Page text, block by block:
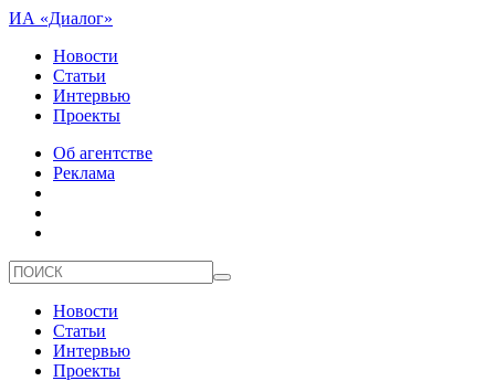
ИА «Диалог»
Новости
Статьи
Интервью
Проекты
Об агентстве
Реклама
Новости
Статьи
Интервью
Проекты